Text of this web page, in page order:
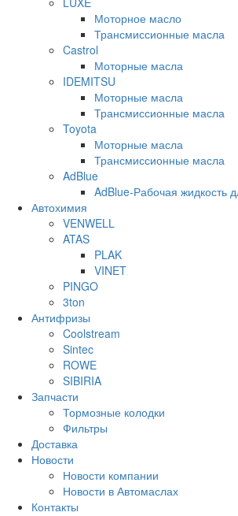
Моторное масло
Трансмиссионные масла
Castrol
Моторные масла
IDEMITSU
Моторные масла
Трансмиссионные масла
Toyota
Моторные масла
Трансмиссионные масла
AdBlue
AdBlue-Рабочая жидкость
Автохимия
VENWELL
ATAS
PLAK
VINET
PINGO
3ton
Антифризы
Coolstream
Sintec
ROWE
SIBIRIA
Запчасти
Тормозные колодки
Фильтры
Доставка
Новости
Новости компании
Новости в Автомаслах
Контакты